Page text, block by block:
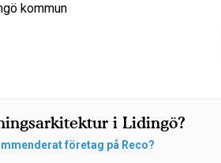
kommun
i Lidingö?
företag på Reco?